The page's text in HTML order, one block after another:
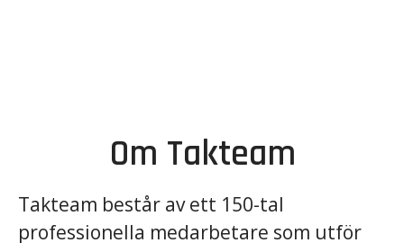
Om Takteam
Takteam består av ett 150-tal
professionella medarbetare som utför